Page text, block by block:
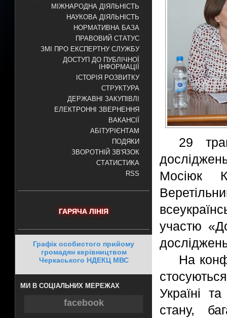
МІЖНАРОДНА ДІЯЛЬНІСТЬ
НАУКОВА ДІЯЛЬНІСТЬ
НОРМАТИВНА БАЗА
ПРАВОВИЙ СТАТУС
ЗМІ ПРО ЕКСПЕРТНУ СЛУЖБУ
ДОСТУП ДО ПУБЛІЧНОЇ
ІНФОРМАЦІЇ
ІСТОРІЯ РОЗВИТКУ
СТРУКТУРА
ДЕРЖАВНІ ЗАКУПІВЛІ
ЕЛЕКТРОННІ ЗВЕРНЕННЯ
ВАКАНСІЇ
АБІТУРІЄНТАМ
ПОДЯКИ
ЗВОРОТНІЙ ЗВ'ЯЗОК
СТАТИСТИКА
RSS
ГАРЯЧА ЛІНІЯ
Графік особистого прийому
громадян керівництвом
Черкаського НДЕКЦ МВС
МИ В СОЦІАЛЬНИХ МЕРЕЖАХ
facebook
29
Мосіюк
участю
На
Україні
стану,